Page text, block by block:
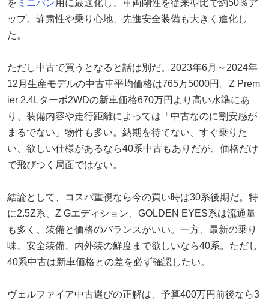
を ミニバン用に最適化し、車両剛性を従来型比で約50％ア
ップ。静粛性や乗り心地、先進安全装備も大きく進化し
た。
ただし中古で買うとなると話は別だ。2023年6月～2024年
12月生産モデルの中古車平均価格は765万5000円。Z Prem
ier 2.4Lターボ2WDの新車価格670万円より高い水準にあ
り、装備内容や走行距離によっては「中古なのに割安感が
まるでない」物件も多い。納期を待てない、すぐ乗りた
い、欲しい仕様があるなら40系中古もありだが、価格だけ
で飛びつく局面ではない。
結論として、コスパ重視なら今の買い時は30系後期だ。特
に2.5Z系、Z Gエディション、GOLDEN EYES系は流通量
も多く、装備と価格のバランスがいい。一方、最新の乗り
味、安全装備、内外装の鮮度まで欲しいなら40系。ただし
40系中古は新車価格との差を必ず確認したい。
ヴェルファイア中古選びの正解は、予算400万円前後なら3